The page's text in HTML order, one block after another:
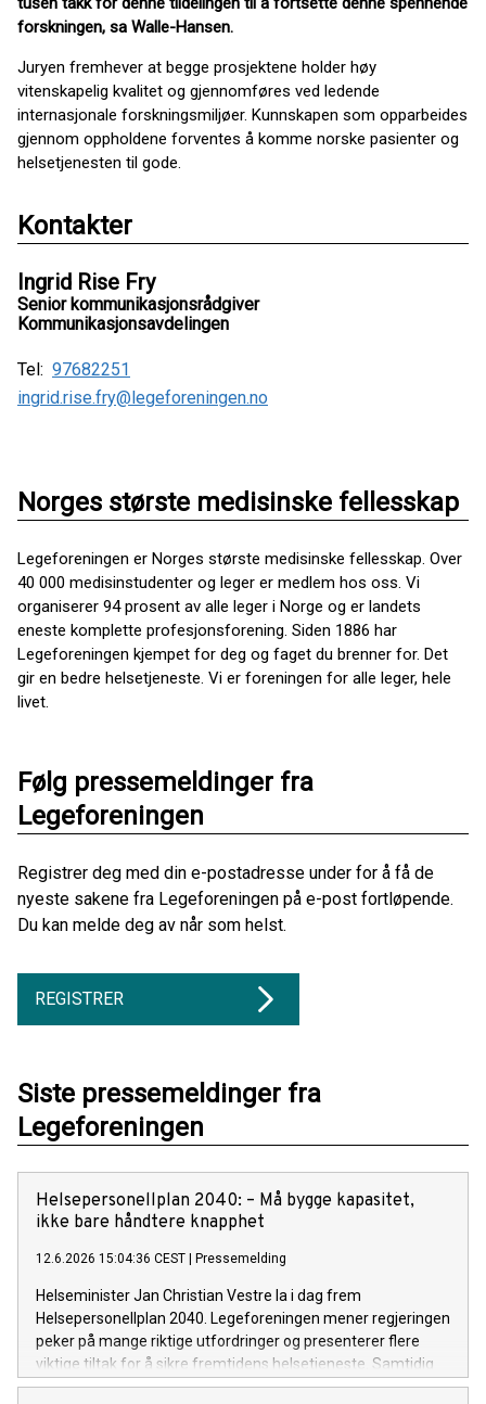
forskningen, sa Walle-Hansen.
Juryen fremhever at begge prosjektene holder høy
vitenskapelig kvalitet og gjennomføres ved ledende
internasjonale forskningsmiljøer. Kunnskapen som opparbeides
gjennom oppholdene forventes å komme norske pasienter og
helsetjenesten til gode.
Kontakter
Ingrid Rise Fry
Senior kommunikasjonsrådgiver
Kommunikasjonsavdelingen
Tel: 97682251
ingrid.rise.fry@legeforeningen.no
Norges største medisinske fellesskap
Legeforeningen er Norges største medisinske fellesskap. Over
40 000 medisinstudenter og leger er medlem hos oss. Vi
organiserer 94 prosent av alle leger i Norge og er landets
eneste komplette profesjonsforening. Siden 1886 har
Legeforeningen kjempet for deg og faget du brenner for. Det
gir en bedre helsetjeneste. Vi er foreningen for alle leger, hele
livet.
Følg pressemeldinger fra
Legeforeningen
Registrer deg med din e-postadresse under for å få de
nyeste sakene fra Legeforeningen på e-post fortløpende.
Du kan melde deg av når som helst.
REGISTRER
Siste pressemeldinger fra
Legeforeningen
Helsepersonellplan 2040: – Må bygge kapasitet,
ikke bare håndtere knapphet
12.6.2026 15:04:36 CEST Pressemelding
Helseminister Jan Christian Vestre la i dag frem
Helsepersonellplan 2040. Legeforeningen mener regjeringen
peker på mange riktige utfordringer og presenterer flere
viktige tiltak for å sikre fremtidens helsetjeneste. Samtidig
må planen følges opp med en enda sterkere satsing på